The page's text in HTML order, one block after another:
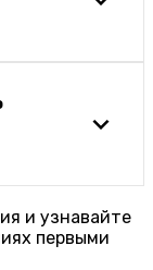
и узнавайте
первыми